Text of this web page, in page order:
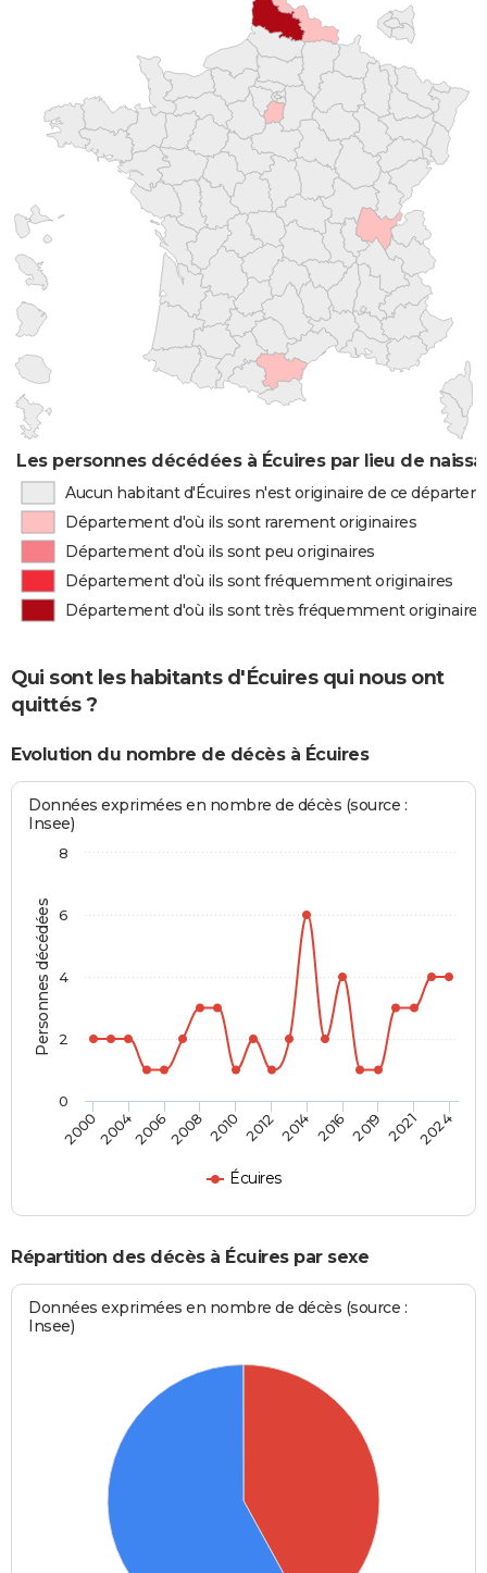
Les personnes décédées à Écuires par lieu de
Aucun habitant d'Écuires n'est originaire de ce
Département d'où ils sont rarement originaires
Département d'où ils sont peu originaires
Département d'où ils sont fréquemment originaires
Département d'où ils sont très fréquemment originaires
Qui sont les habitants d'Écuires qui nous ont
quittés ?
Evolution du nombre de décès à Écuires
Personnes décédées
Données exprimées en nombre de décès (source :
Insee)
Écuires
2000200420062008 2010 2012 2014 2016 2019 20212024
0
2
4
6
8
Répartition des décès à Écuires par sexe
Données exprimées en nombre de décès (source :
Insee)